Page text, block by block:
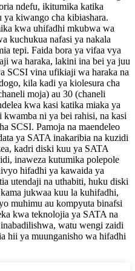
ndefu, ikitumika katika
kiwango cha kibiashara.
kwa uhifadhi mkubwa wa
kuchukua nafasi ya nakala
tepi. Faida bora ya vifaa vya
wa haraka, lakini ina bei ya juu
SCSI vina ufikiaji wa haraka na
kila kadi ya kiolesura cha
moja) au 30 (chaneli
kwa kasi katika miaka ya
ni ya bei rahisi, na kasi
SCSI. Pamoja na maendeleo
ya SATA inakaribia na kuzidi
kadri diski kuu ya SATA
inaweza kutumika polepole
hifadhi ya kawaida ya
utendaji na uthabiti, huku diski
jukwaa kuu la kuhifadhi,
muhimu au kompyuta binafsi
kwa teknolojia ya SATA na
watu wengi zaidi
hii ya muunganisho wa hifadhi